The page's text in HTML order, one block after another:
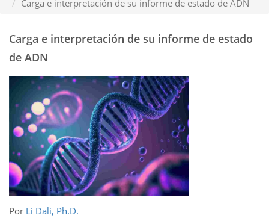
Carga e interpretación de su informe de estado de ADN
Carga e interpretación de su informe de estado
de ADN
Por Li Dali, Ph.D.